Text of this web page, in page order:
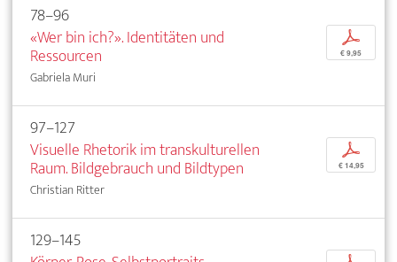
78–96
«Wer bin ich?». Identitäten und
Ressourcen
Gabriela Muri
p
€ 9,95
97–127
Visuelle Rhetorik im transkulturellen
Raum. Bildgebrauch und Bildtypen
Christian Ritter
p
€ 14,95
129–145